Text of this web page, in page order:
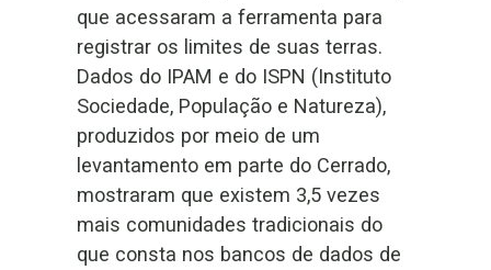
que acessaram a ferramenta para
registrar os limites de suas terras.
Dados do IPAM e do ISPN (Instituto
Sociedade, População e Natureza),
produzidos por meio de um
levantamento em parte do Cerrado,
mostraram que existem 3,5 vezes
mais comunidades tradicionais do
que consta nos bancos de dados de